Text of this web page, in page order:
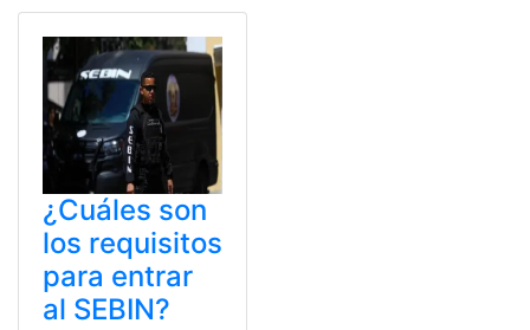
¿Cuáles son
los requisitos
para entrar
al SEBIN?